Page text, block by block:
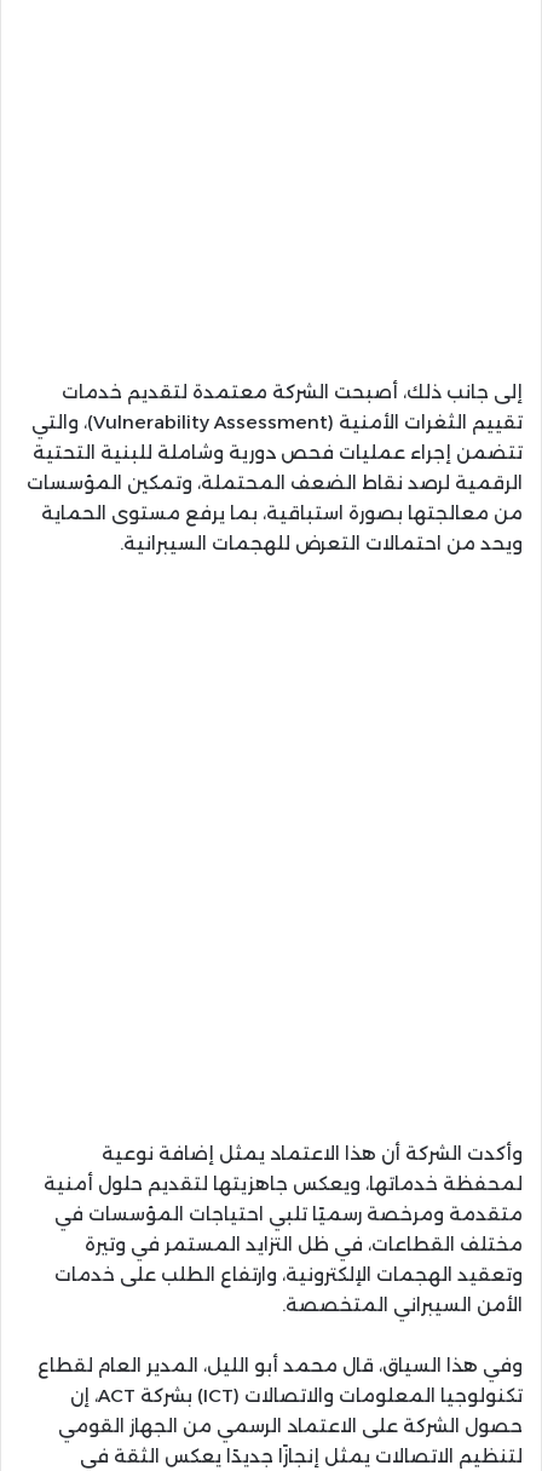
إلى جانب ذلك، أصبحت الشركة معتمدة لتقديم خدمات
تقييم الثغرات الأمنية (Vulnerability Assessment)، والتي
تتضمن إجراء عمليات فحص دورية وشاملة للبنية التحتية
الرقمية لرصد نقاط الضعف المحتملة، وتمكين المؤسسات
من معالجتها بصورة استباقية، بما يرفع مستوى الحماية
ويحد من احتمالات التعرض للهجمات السيبرانية.
وأكدت الشركة أن هذا الاعتماد يمثل إضافة نوعية
لمحفظة خدماتها، ويعكس جاهزيتها لتقديم حلول أمنية
متقدمة ومرخصة رسميًا تلبي احتياجات المؤسسات في
مختلف القطاعات، في ظل التزايد المستمر في وتيرة
وتعقيد الهجمات الإلكترونية، وارتفاع الطلب على خدمات
الأمن السيبراني المتخصصة.
وفي هذا السياق، قال محمد أبو الليل، المدير العام لقطاع
تكنولوجيا المعلومات والاتصالات (ICT) بشركة ACT، إن
حصول الشركة على الاعتماد الرسمي من الجهاز القومي
لتنظيم الاتصالات يمثل إنجازًا جديدًا يعكس الثقة في